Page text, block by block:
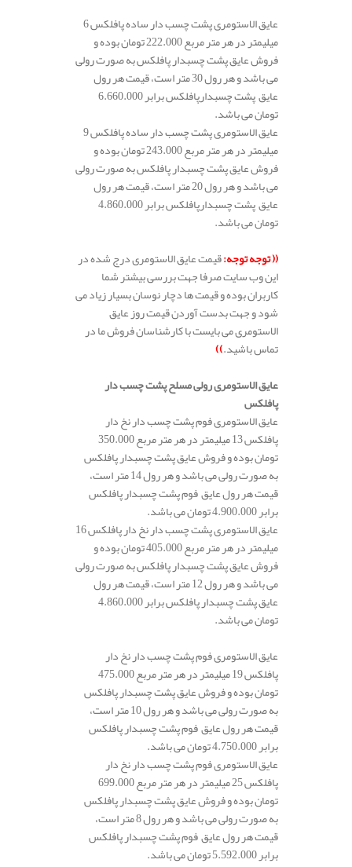
عایق الاستومری پشت چسب دار ساده پافلکس 6
میلیمتر در هر متر مربع 222.000 تومان بوده و
فروش عایق پشت چسبدار پافلکس به صورت رولی
می باشد و هر رول 30 متر است، قیمت هر رول
عایق پشت چسبدارپافلکس برابر 6.660.000
تومان می باشد.
عایق الاستومری پشت چسب دار ساده پافلکس 9
میلیمتر در هر متر مربع 243.000 تومان بوده و
فروش عایق پشت چسبدار پافلکس به صورت رولی
می باشد و هر رول 20 متر است، قیمت هر رول
عایق پشت چسبدارپافلکس برابر 4.860.000
تومان می باشد.
(( توجه توجه:قیمت عایق الاستومری درج شده در
این وب سایت صرفا جهت بررسی بیشتر شما
کاربران بوده و قیمت ها دچار نوسان بسیار زیاد می
شود و جهت بدست آوردن قیمت روز عایق
الاستومری می بایست با کارشناسان فروش ما در
تماس باشید.))
عایق الاستومری رولی مسلح پشت چسب دار
پافلکس
عایق الاستومری فوم پشت چسب دار نخ دار
پافلکس 13 میلیمتر در هر متر مربع 350.000
تومان بوده و فروش عایق پشت چسبدار پافلکس
به صورت رولی می باشد و هر رول 14 متر است،
قیمت هر رول عایق فوم پشت چسبدار پافلکس
برابر 4.900.000 تومان می باشد.
عایق الاستومری پشت چسب دار نخ دار پافلکس 16
میلیمتر در هر متر مربع 405.000 تومان بوده و
فروش عایق پشت چسبدار پافلکس به صورت رولی
می باشد و هر رول 12 متر است، قیمت هر رول
عایق پشت چسبدار پافلکس برابر 4.860.000
تومان می باشد.
عایق الاستومری فوم پشت چسب دار نخ دار
پافلکس 19 میلیمتر در هر متر مربع 475.000
تومان بوده و فروش عایق پشت چسبدار پافلکس
به صورت رولی می باشد و هر رول 10 متر است،
قیمت هر رول عایق فوم پشت چسبدار پافلکس
برابر 4.750.000 تومان می باشد.
عایق الاستومری فوم پشت چسب دار نخ دار
پافلکس 25 میلیمتر در هر متر مربع 699.000
تومان بوده و فروش عایق پشت چسبدار پافلکس
به صورت رولی می باشد و هر رول 8 متر است،
قیمت هر رول عایق فوم پشت چسبدار پافلکس
برابر 5.592.000 تومان می باشد.